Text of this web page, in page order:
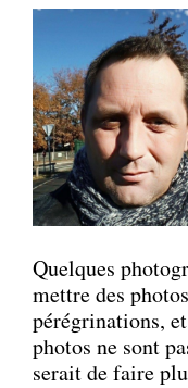
Quelques
mettre des
pérégrinations,
photos ne sont
serait de faire